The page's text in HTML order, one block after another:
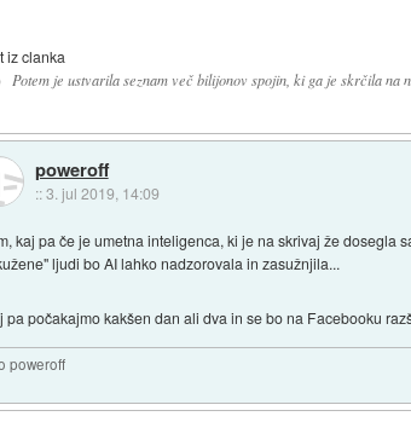
iz clanka
Potem je ustvarila seznam več bilijonov spojin, ki ga je skrčila na
poweroff
::3. jul 2019, 14:09
kaj pa če je umetna inteligenca, ki je na skrivaj že dosegla
ljudi bo AI lahko nadzorovala in zasužnjila...
pa počakajmo kakšen dan ali dva in se bo na Facebooku
poweroff